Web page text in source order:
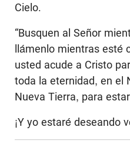
Cielo.
“Busquen al Señor
llámenlo mientras esté
usted acude a Cristo
toda la eternidad, en el
Nueva Tierra, para
¡Y yo estaré deseando